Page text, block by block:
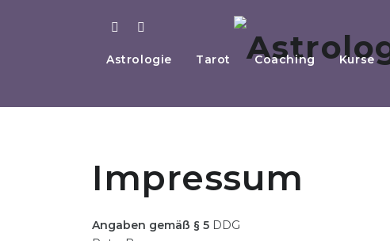
Astrologie Tarot Coaching Kurse
Impressum
Angaben gemäß § 5 DDG